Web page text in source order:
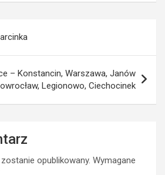
– Konstancin, Warszawa, Janów
Legionowo, Ciechocinek
opublikowany. Wymagane